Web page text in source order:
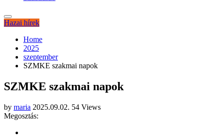
Hazai hírek
Home
2025
szeptember
SZMKE szakmai napok
SZMKE szakmai napok
by maria 2025.09.02. 54 Views
Megosztás: